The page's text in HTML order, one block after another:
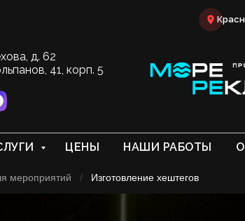
д. 62
41, корп. 5
ЦЕНЫ НАШИ РАБОТЫ
мероприятий / Изготовление хештегов